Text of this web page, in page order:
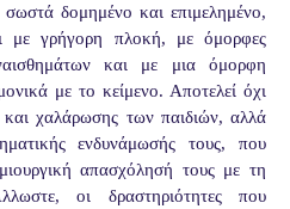
δομημένο και επιμελημένο,
με γρήγορη πλοκή, με όμορφες
και με μια όμορφη
με το κείμενο. Αποτελεί όχι
χαλάρωσης των παιδιών, αλλά
ενδυνάμωσής τους, που
απασχόλησή τους με τη
οι δραστηριότητες που